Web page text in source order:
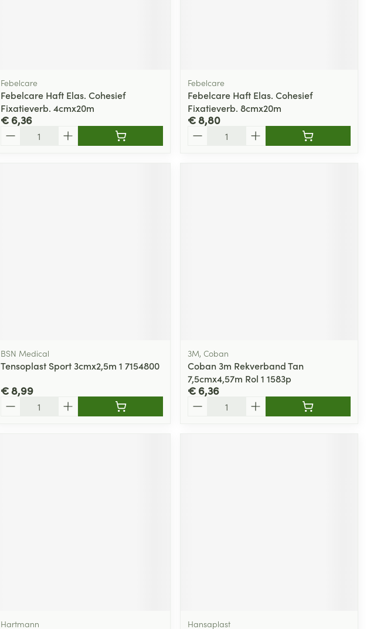
Febelcare
Febelcare Haft Elas. Cohesief
Fixatieverb. 4cmx20m
€ 6,36
Febelcare
Febelcare Haft Elas. Cohesief
Fixatieverb. 8cmx20m
€ 8,80
BSN Medical
Tensoplast Sport 3cmx2,5m 1 7154800
€ 8,99
3M, Coban
Coban 3m Rekverband Tan
7,5cmx4,57m Rol 1 1583p
€ 6,36
Hartmann Hansaplast